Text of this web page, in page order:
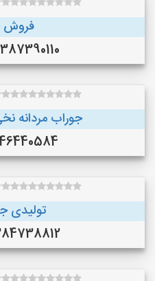
فروش
09387390110
جوراب مردانه
09146440584
تولیدی
09384738812